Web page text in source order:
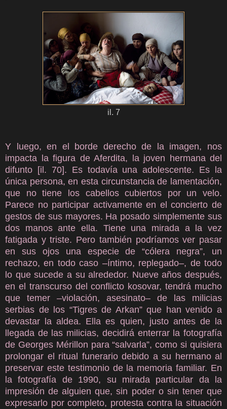
il. 7
Y luego, en el borde derecho de la imagen, nos
impacta la figura de Aferdita, la joven hermana del
difunto [il. 70]. Es todavía una adolescente. Es la
única persona, en esta circunstancia de lamentación,
que no tiene los cabellos cubiertos por un velo.
Parece no participar activamente en el concierto de
gestos de sus mayores. Ha posado simplemente sus
dos manos ante ella. Tiene una mirada a la vez
fatigada y triste. Pero también podríamos ver pasar
en sus ojos una especie de “cólera negra”, un
rechazo, en todo caso –íntimo, replegado–, de todo
lo que sucede a su alrededor. Nueve años después,
en el transcurso del conflicto kosovar, tendrá mucho
que temer –violación, asesinato– de las milicias
serbias de los “Tigres de Arkan” que han venido a
devastar la aldea. Ella es quien, justo antes de la
llegada de las milicias, decidirá enterrar la fotografía
de Georges Mérillon para “salvarla”, como si quisiera
prolongar el ritual funerario debido a su hermano al
preservar este testimonio de la memoria familiar. En
la fotografía de 1990, su mirada particular da la
impresión de alguien que, sin poder o sin tener que
expresarlo por completo, protesta contra la situación